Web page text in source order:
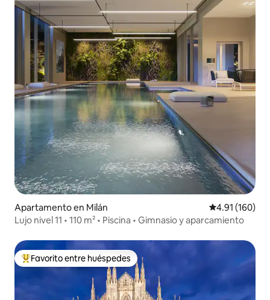
Apartamento en Milán Calificación
4.91 (160)
Lujo nivel 11 • 110 m² • Piscina • Gimnasio y aparcamiento
Favorito entre huéspedes preferido
Favorito entre huéspedes